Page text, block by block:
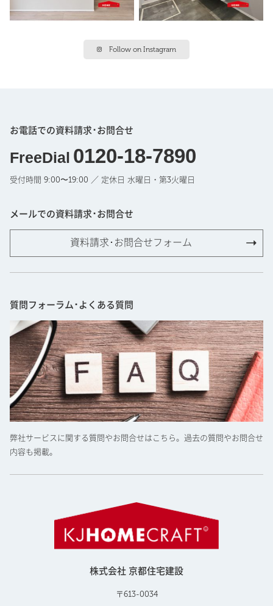
Follow on Instagram
お電話での資料請求･お問合せ
FreeDial 0120-18-7890
受付時間 9:00〜19:00 ／ 定休日 水曜日・第3火曜日
メールでの資料請求･お問合せ
資料請求･お問合せフォーム
質問フォーラム･よくある質問
弊社サービスに関する質問やお問合せはこちら。過去の質問やお問合せ
内容も掲載。
株式会社 京都住宅建設
〒613-0034